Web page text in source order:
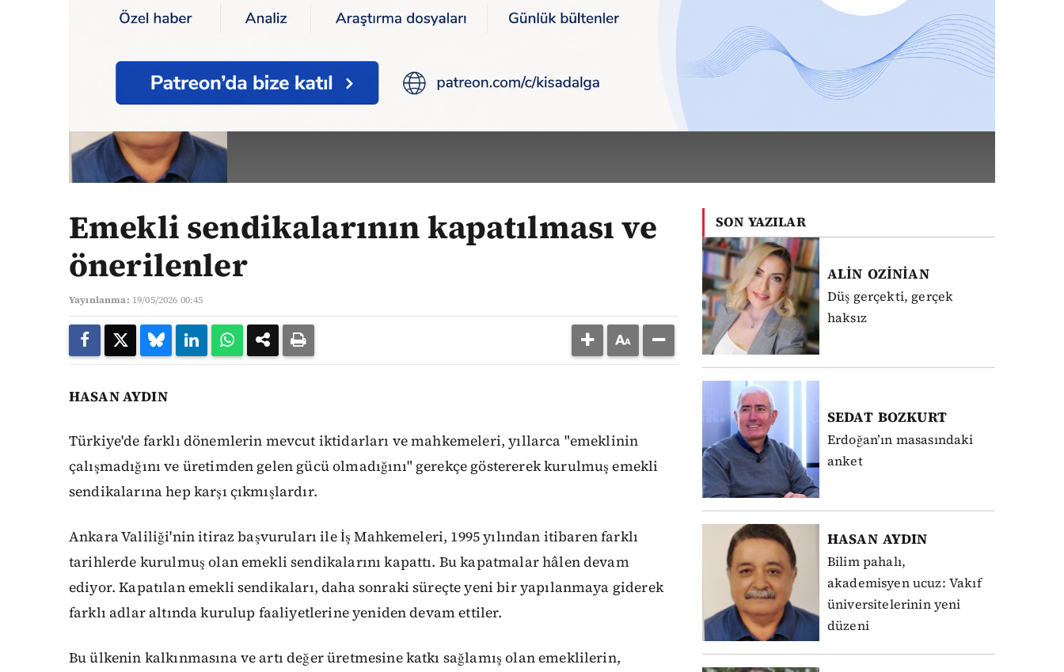
HASAN AYDIN
Emekli sendikalarının kapatılması ve
önerilenler
Yayınlanma: 19/05/2026 00:45
HASAN AYDIN
Türkiye'de farklı dönemlerin mevcut iktidarları ve mahkemeleri, yıllarca "emeklinin
çalışmadığını ve üretimden gelen gücü olmadığını" gerekçe göstererek kurulmuş emekli
sendikalarına hep karşı çıkmışlardır.
Ankara Valiliği'nin itiraz başvuruları ile İş Mahkemeleri, 1995 yılından itibaren farklı
tarihlerde kurulmuş olan emekli sendikalarını kapattı. Bu kapatmalar hâlen devam
ediyor. Kapatılan emekli sendikaları, daha sonraki süreçte yeni bir yapılanmaya giderek
farklı adlar altında kurulup faaliyetlerine yeniden devam ettiler.
Bu ülkenin kalkınmasına ve artı değer üretmesine katkı sağlamış olan emeklilerin,
SON YAZILAR
ALİN OZİNİAN
Düş gerçekti, gerçek
haksız
SEDAT BOZKURT
Erdoğan’ın masasındaki
anket
HASAN AYDIN
Bilim pahalı,
akademisyen ucuz: Vakıf
üniversitelerinin yeni
düzeni